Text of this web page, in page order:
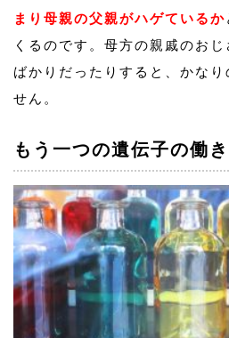
まり母親の父親がハゲているか
くるのです。母方の親戚のお
ばかりだったりすると、かな
せん。
もう一つの遺伝子の働き